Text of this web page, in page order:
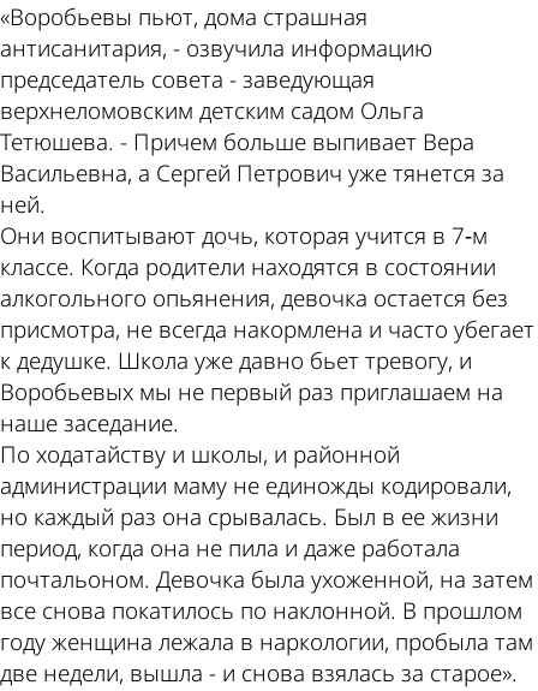
«Воробьевы пьют, дома страшная
антисанитария, - озвучила информацию
председатель совета - заведующая
верхнеломовским детским садом Ольга
Тетюшева. - Причем больше выпивает Вера
Васильевна, а Сергей Петрович уже тянется за
ней.
Они воспитывают дочь, которая учится в 7‑м
классе. Когда родители находятся в состоянии
алкогольного опьянения, девочка остается без
присмотра, не всегда накормлена и часто убегает
к дедушке. Школа уже давно бьет тревогу, и
Воробьевых мы не первый раз приглашаем на
наше заседание.
По ходатайству и школы, и районной
администрации маму не единожды кодировали,
но каждый раз она срывалась. Был в ее жизни
период, когда она не пила и даже работала
почтальоном. Девочка была ухоженной, на затем
все снова покатилось по наклонной. В прошлом
году женщина лежала в наркологии, пробыла там
две недели, вышла - и снова взялась за старое».